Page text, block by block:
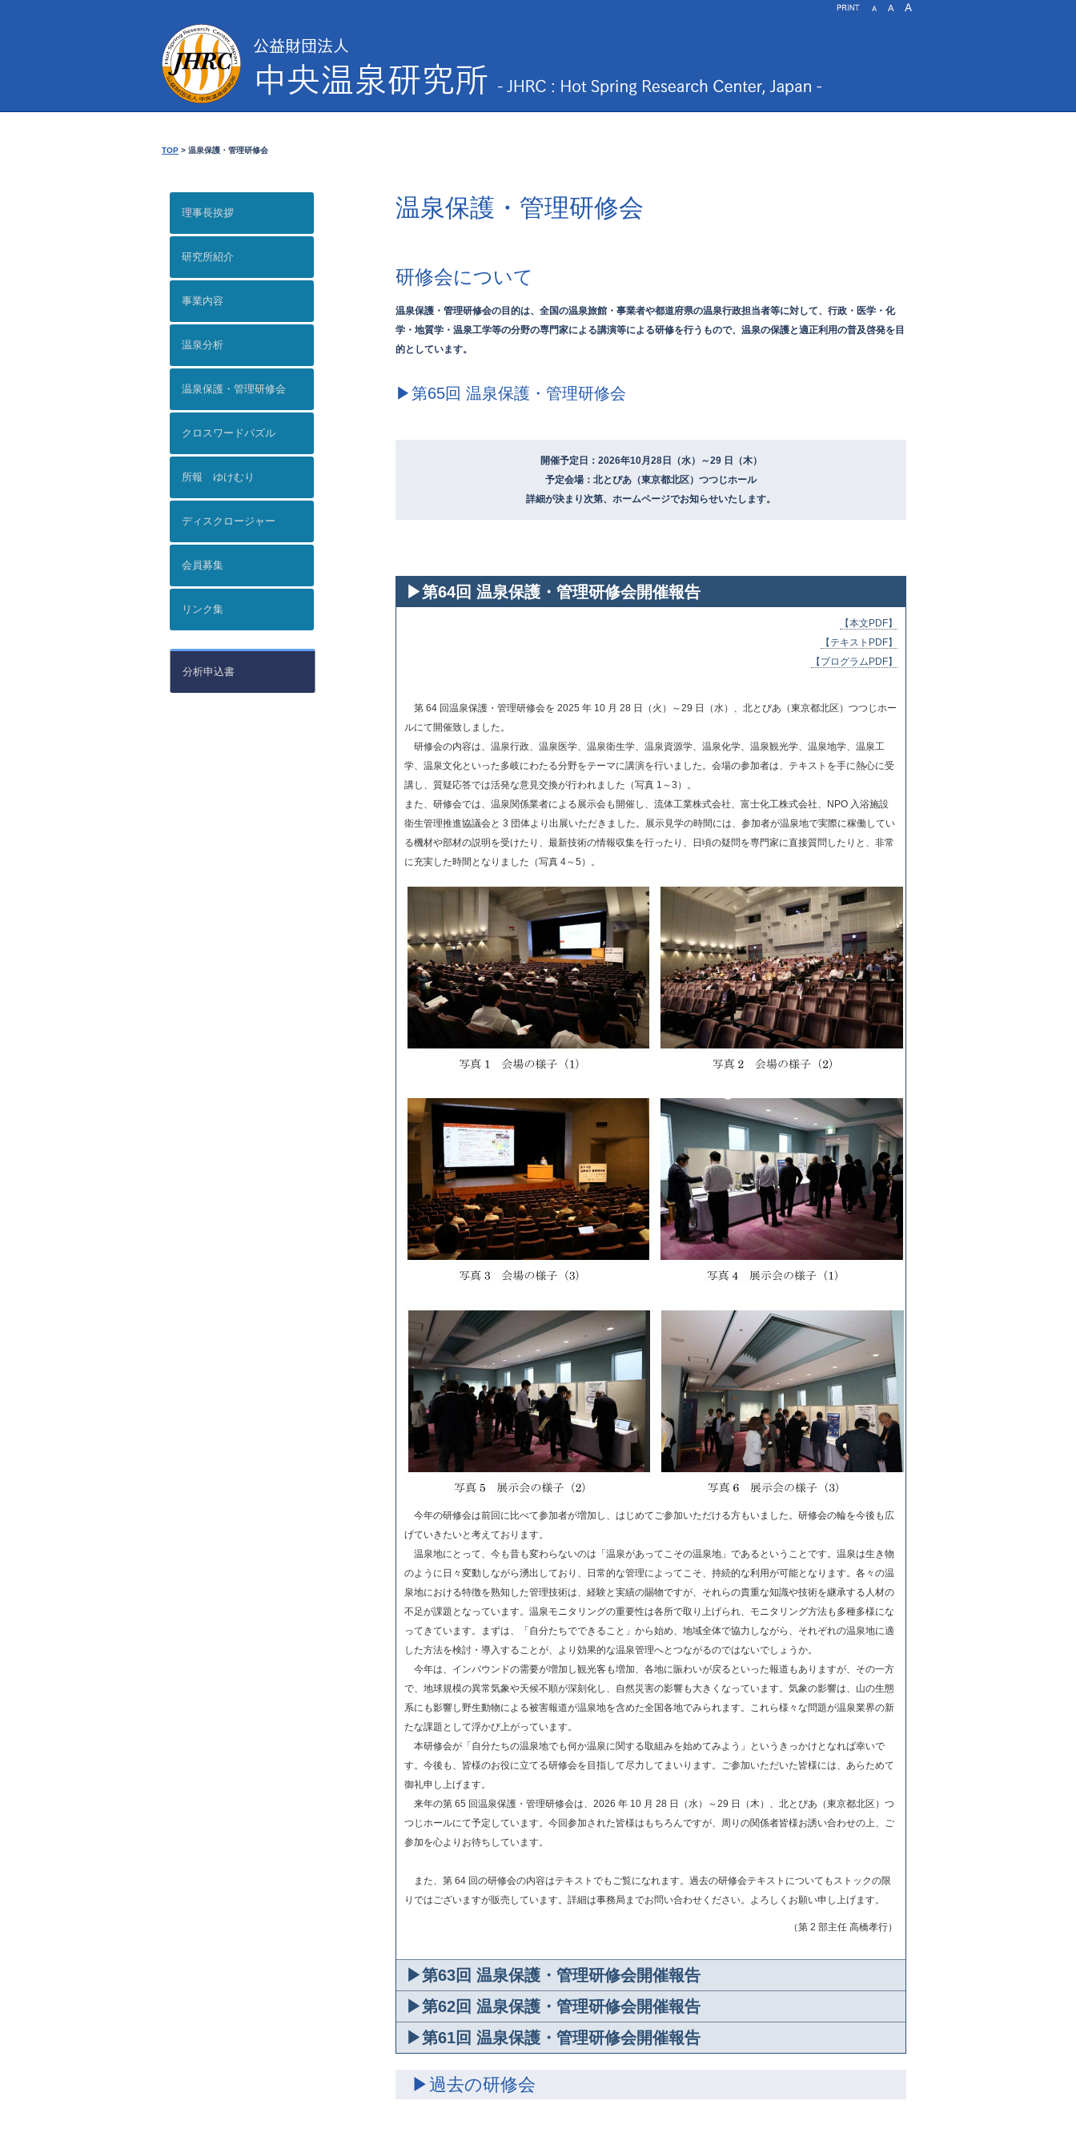
TOP > 温泉保護・管理研修会
温泉保護・管理研修会
研修会について
温泉保護・管理研修会の目的は、全国の温泉旅館・事業者や都道府県の温泉行政担当者等に対して、行政・医学・化
学・地質学・温泉工学等の分野の専門家による講演等による研修を行うもので、温泉の保護と適正利用の普及啓発を目
的としています。
▶第65回 温泉保護・管理研修会
開催予定日：2026年10月28日（水）～29 日（木）
予定会場：北とぴあ（東京都北区）つつじホール
詳細が決まり次第、ホームページでお知らせいたします。
▶第64回 温泉保護・管理研修会開催報告
【本文PDF】
【テキストPDF】
【プログラムPDF】
第 64 回温泉保護・管理研修会を 2025 年 10 月 28 日（火）～29 日（水）、北とぴあ（東京都北区）つつじホー
ルにて開催致しました。
研修会の内容は、温泉行政、温泉医学、温泉衛生学、温泉資源学、温泉化学、温泉観光学、温泉地学、温泉工
学、温泉文化といった多岐にわたる分野をテーマに講演を行いました。会場の参加者は、テキストを手に熱心に受
講し、質疑応答では活発な意見交換が行われました（写真 1～3）。
また、研修会では、温泉関係業者による展示会も開催し、流体工業株式会社、富士化工株式会社、NPO 入浴施設
衛生管理推進協議会と 3 団体より出展いただきました。展示見学の時間には、参加者が温泉地で実際に稼働してい
る機材や部材の説明を受けたり、最新技術の情報収集を行ったり、日頃の疑問を専門家に直接質問したりと、非常
に充実した時間となりました（写真 4～5）。
今年の研修会は前回に比べて参加者が増加し、はじめてご参加いただける方もいました。研修会の輪を今後も広
げていきたいと考えております。
温泉地にとって、今も昔も変わらないのは「温泉があってこその温泉地」であるということです。温泉は生き物
のように日々変動しながら湧出しており、日常的な管理によってこそ、持続的な利用が可能となります。各々の温
泉地における特徴を熟知した管理技術は、経験と実績の賜物ですが、それらの貴重な知識や技術を継承する人材の
不足が課題となっています。温泉モニタリングの重要性は各所で取り上げられ、モニタリング方法も多種多様にな
ってきています。まずは、「自分たちでできること」から始め、地域全体で協力しながら、それぞれの温泉地に適
した方法を検討・導入することが、より効果的な温泉管理へとつながるのではないでしょうか。
今年は、インバウンドの需要が増加し観光客も増加、各地に賑わいが戻るといった報道もありますが、その一方
で、地球規模の異常気象や天候不順が深刻化し、自然災害の影響も大きくなっています。気象の影響は、山の生態
系にも影響し野生動物による被害報道が温泉地を含めた全国各地でみられます。これら様々な問題が温泉業界の新
たな課題として浮かび上がっています。
本研修会が「自分たちの温泉地でも何か温泉に関する取組みを始めてみよう」というきっかけとなれば幸いで
す。今後も、皆様のお役に立てる研修会を目指して尽力してまいります。ご参加いただいた皆様には、あらためて
御礼申し上げます。
来年の第 65 回温泉保護・管理研修会は、2026 年 10 月 28 日（水）～29 日（木）、北とぴあ（東京都北区）つ
つじホールにて予定しています。今回参加された皆様はもちろんですが、周りの関係者皆様お誘い合わせの上、ご
参加を心よりお待ちしています。
また、第 64 回の研修会の内容はテキストでもご覧になれます。過去の研修会テキストについてもストックの限
りではございますが販売しています。詳細は事務局までお問い合わせください。よろしくお願い申し上げます。
（第 2 部主任 高橋孝行）
▶第63回 温泉保護・管理研修会開催報告
▶第62回 温泉保護・管理研修会開催報告
▶第61回 温泉保護・管理研修会開催報告
▶過去の研修会
理事長挨拶
研究所紹介
事業内容
温泉分析
温泉保護・管理研修会
クロスワードパズル
所報 ゆけむり
ディスクロージャー
会員募集
リンク集
分析申込書